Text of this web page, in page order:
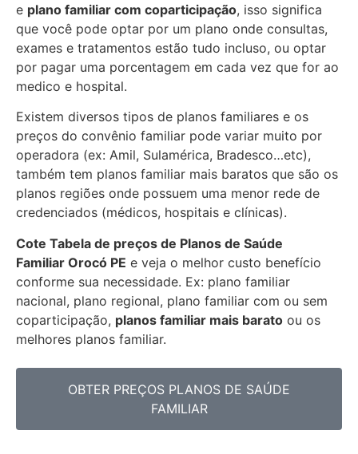
e plano familiar com coparticipação, isso significa
que você pode optar por um plano onde consultas,
exames e tratamentos estão tudo incluso, ou optar
por pagar uma porcentagem em cada vez que for ao
medico e hospital.
Existem diversos tipos de planos familiares e os
preços do convênio familiar pode variar muito por
operadora (ex: Amil, Sulamérica, Bradesco…etc),
também tem planos familiar mais baratos que são os
planos regiões onde possuem uma menor rede de
credenciados (médicos, hospitais e clínicas).
Cote Tabela de preços de Planos de Saúde
Familiar Orocó PE e veja o melhor custo benefício
conforme sua necessidade. Ex: plano familiar
nacional, plano regional, plano familiar com ou sem
coparticipação, planos familiar mais barato ou os
melhores planos familiar.
OBTER PREÇOS PLANOS DE SAÚDE
FAMILIAR